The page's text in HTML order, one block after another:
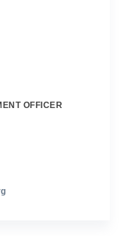
OFFICER